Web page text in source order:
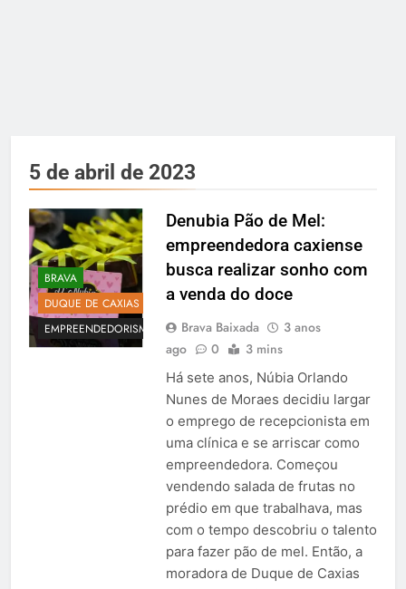
5 de abril de 2023
BRAVA
DUQUE DE CAXIAS
EMPREENDEDORISMO
Denubia Pão de Mel:
empreendedora caxiense
busca realizar sonho com
a venda do doce
Brava Baixada
3 anos
ago
0 3 mins
Há sete anos, Núbia Orlando
Nunes de Moraes decidiu largar
o emprego de recepcionista em
uma clínica e se arriscar como
empreendedora. Começou
vendendo salada de frutas no
prédio em que trabalhava, mas
com o tempo descobriu o talento
para fazer pão de mel. Então, a
moradora de Duque de Caxias